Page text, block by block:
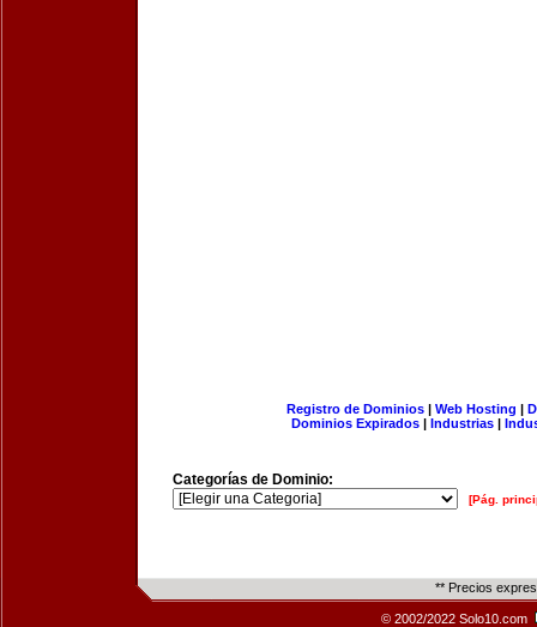
Registro de Dominios| Web Hosting |
Dominios Expirados | Industrias |
Categorías de Dominio:
[Pág.
** Precios
© 2002/2022 Solo10.com